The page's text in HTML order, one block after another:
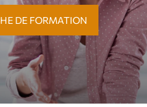
DE FORMATION